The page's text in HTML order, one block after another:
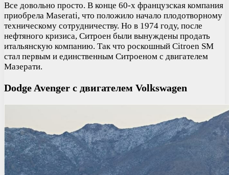
Все довольно просто. В конце 60-х французская компания
приобрела Maserati, что положило начало плодотворному
техническому сотрудничеству. Но в 1974 году, после
нефтяного кризиса, Ситроен были вынуждены продать
итальянскую компанию. Так что роскошный Citroen SM
стал первым и единственным Ситроеном с двигателем
Мазерати.
Dodge Avenger с двигателем Volkswagen